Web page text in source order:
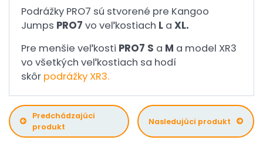
Podrážky PRO7 sú stvorené pre Kangoo
Jumps PRO7 vo veľkostiach L a XL.
Pre menšie veľkosti PRO7 S a M a model XR3
vo všetkých veľkostiach sa hodí
skôr podrážky XR3.
Predchádzajúci
produkt
Nasledujúci produkt